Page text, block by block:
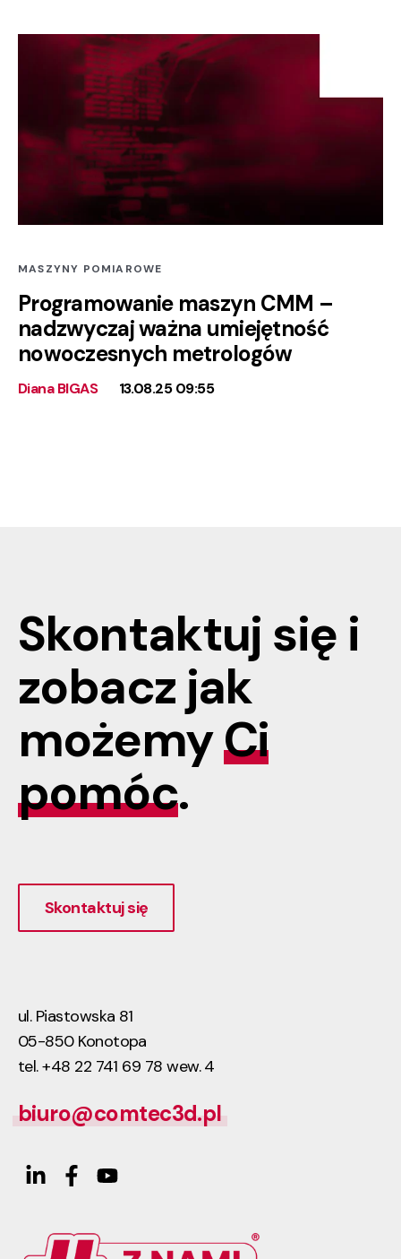
MASZYNY POMIAROWE
Programowanie maszyn CMM –
nadzwyczaj ważna umiejętność
nowoczesnych metrologów
Diana BIGAS 13.08.25 09:55
Skontaktuj się i
zobacz jak
możemyCi
pomóc.
Skontaktuj się
ul. Piastowska 81
05-850 Konotopa
tel. +48 22 741 69 78 wew. 4
biuro@comtec3d.pl